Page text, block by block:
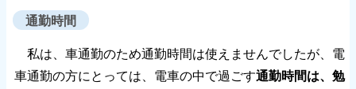
通勤時間
私は、車通勤のため通勤時間は使えませんでしたが、電
車通勤の方にとっては、電車の中で過ごす通勤時間は、勉